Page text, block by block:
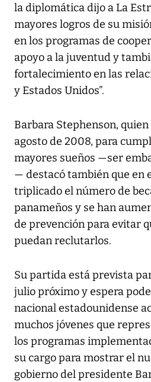
la diplomática dijo a La
mayores logros de su
en los programas de
apoyo a la juventud y
fortalecimiento en las
y Estados Unidos”.
Barbara Stephenson,
agosto de 2008, para
mayores sueños —ser
— destacó también que en
triplicado el número de
panameños y se han
de prevención para evitar
puedan reclutarlos.
Su partida está prevista
julio próximo y espera
nacional estadounidense
muchos jóvenes que
los programas
su cargo para mostrar el
gobierno del presidente